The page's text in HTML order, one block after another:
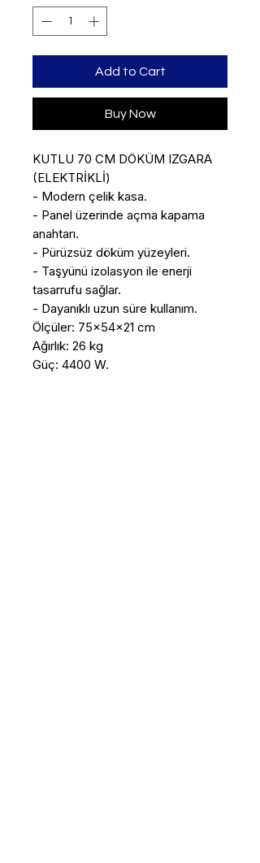
Add to Cart
Buy Now
KUTLU 70 CM DÖKÜM IZGARA
(ELEKTRİKLİ)
- Modern çelik kasa.
- Panel üzerinde açma kapama
anahtarı.
- Pürüzsüz döküm yüzeyleri.
- Taşyünü izolasyon ile enerji
tasarrufu sağlar.
- Dayanıklı uzun süre kullanım.
Ölçüler: 75x54x21 cm
Ağırlık: 26 kg
Güç: 4400 W.